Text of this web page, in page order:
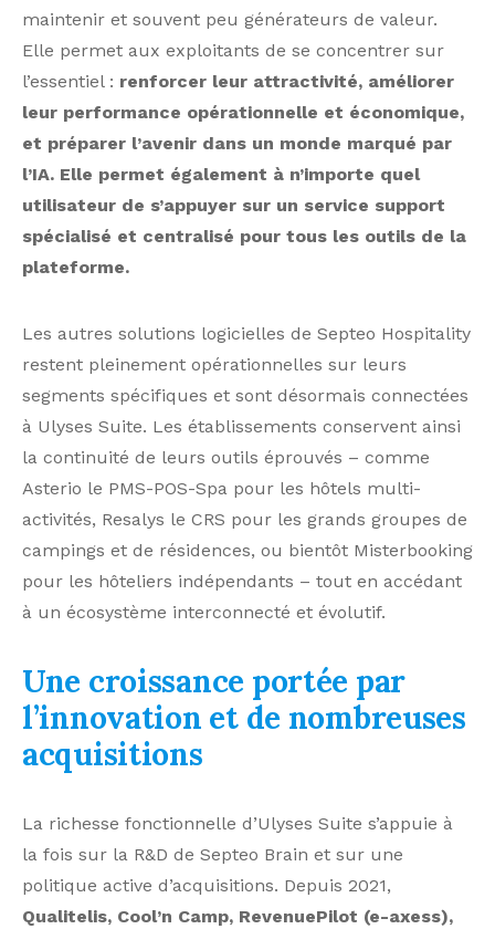
maintenir et souvent peu générateurs de valeur.
Elle permet aux exploitants de se concentrer sur
l’essentiel : renforcer leur attractivité, améliorer
leur performance opérationnelle et économique,
et préparer l’avenir dans un monde marqué par
l’IA. Elle permet également à n’importe quel
utilisateur de s’appuyer sur un service support
spécialisé et centralisé pour tous les outils de la
plateforme.
Les autres solutions logicielles de Septeo Hospitality
restent pleinement opérationnelles sur leurs
segments spécifiques et sont désormais connectées
à Ulyses Suite. Les établissements conservent ainsi
la continuité de leurs outils éprouvés – comme
Asterio le PMS-POS-Spa pour les hôtels multi-
activités, Resalys le CRS pour les grands groupes de
campings et de résidences, ou bientôt Misterbooking
pour les hôteliers indépendants – tout en accédant
à un écosystème interconnecté et évolutif.
Une croissance portée par
l’innovation et de nombreuses
acquisitions
La richesse fonctionnelle d’Ulyses Suite s’appuie à
la fois sur la R&D de Septeo Brain et sur une
politique active d’acquisitions. Depuis 2021,
Qualitelis, Cool’n Camp, RevenuePilot (e-axess),